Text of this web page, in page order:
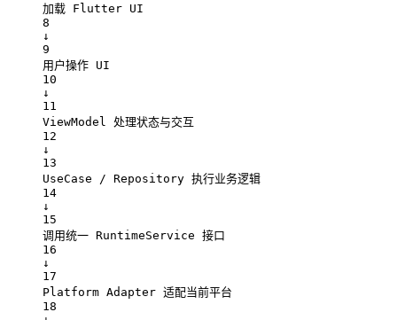
加载 Flutter UI
8
↓
9
用户操作 UI
10
↓
11
ViewModel 处理状态与交互
12
↓
13
UseCase / Repository 执行业务逻辑
14
↓
15
调用统一 RuntimeService 接口
16
↓
17
Platform Adapter 适配当前平台
18